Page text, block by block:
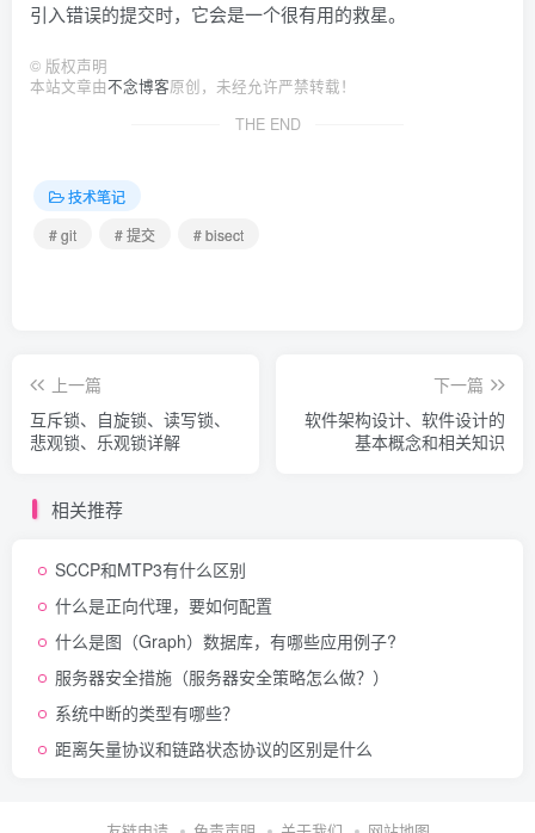
引入错误的提交时，它会是一个很有用的救星。
© 版权声明
本站文章由不念博客原创，未经允许严禁转载！
THE END
技术笔记
# git
# 提交 # bisect
上一篇
互斥锁、自旋锁、读写锁、
悲观锁、乐观锁详解
下一篇
软件架构设计、软件设计的
基本概念和相关知识
相关推荐
SCCP和MTP3有什么区别
什么是正向代理，要如何配置
什么是图（Graph）数据库，有哪些应用例子?
服务器安全措施（服务器安全策略怎么做？）
系统中断的类型有哪些？
距离矢量协议和链路状态协议的区别是什么